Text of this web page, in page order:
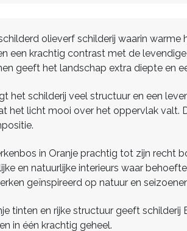
olieverf schilderij waarin
een krachtig contrast met de
geeft het landschap extra diepte en
het schilderij veel structuur en een
het licht mooi over het oppervlak
in Oranje prachtig tot zijn recht
en natuurlijke interieurs waar
geïnspireerd op natuur en
tinten en rijke structuur geeft
in één krachtig geheel.